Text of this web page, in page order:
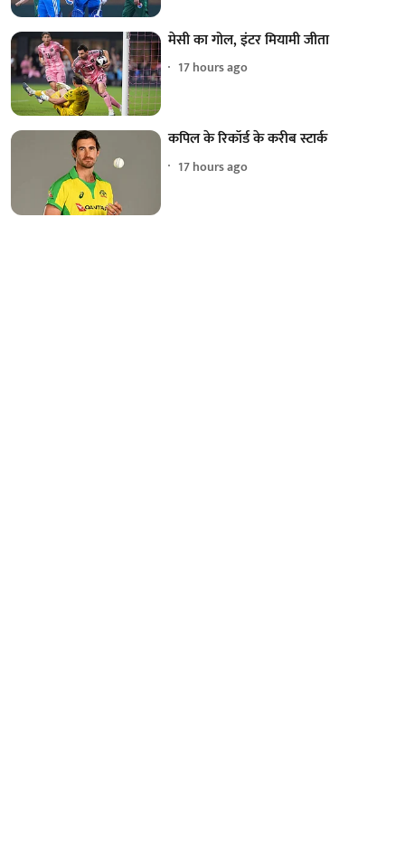
मेसी का गोल, इंटर मियामी जीता
17 hours ago
कपिल के रिकॉर्ड के करीब स्टार्क
17 hours ago